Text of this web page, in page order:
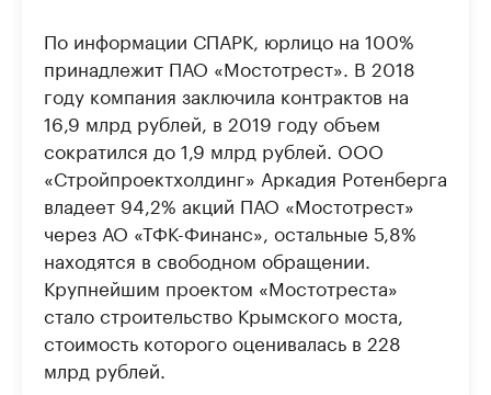
По информации СПАРК, юрлицо на 100%
принадлежит ПАО «Мостотрест». В 2018
году компания заключила контрактов на
16,9 млрд рублей, в 2019 году объем
сократился до 1,9 млрд рублей. ООО
«Стройпроектхолдинг» Аркадия Ротенберга
владеет 94,2% акций ПАО «Мостотрест»
через АО «ТФК-Финанс», остальные 5,8%
находятся в свободном обращении.
Крупнейшим проектом «Мостотреста»
стало строительство Крымского моста,
стоимость которого оценивалась в 228
млрд рублей.